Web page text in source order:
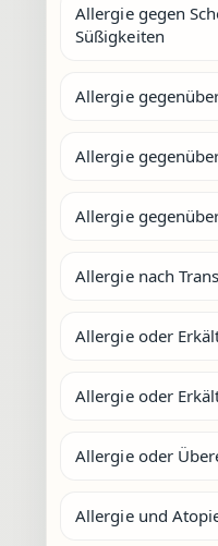
Allergie gegen
Süßigkeiten
Allergie
Allergie
Allergie
Allergie nach
Allergie oder
Allergie oder
Allergie oder
Allergie und